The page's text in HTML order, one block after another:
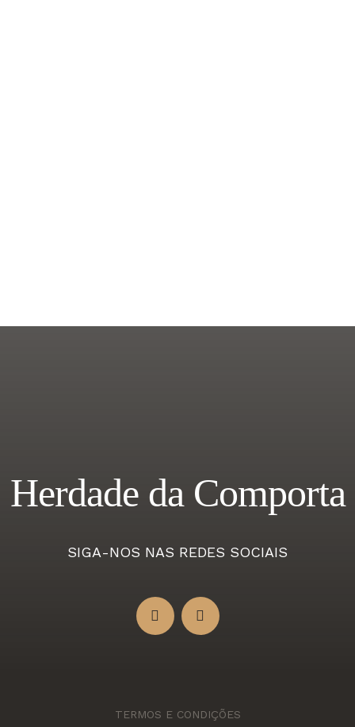
Herdade da Comporta
SIGA-NOS NAS REDES SOCIAIS
TERMOS E CONDIÇÕES